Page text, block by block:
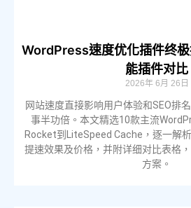
WordPress速度优化插件终
能插件对比
2026年 6月 26日
网站速度直接影响用户体验和SEO排
事半功倍。本文精选10款主流
Rocket到LiteSpeed Cache，逐一解
提速效果及价格，并附详细对比表格
方案。